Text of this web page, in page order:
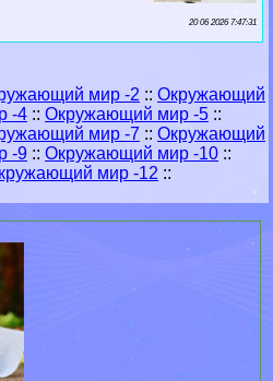
20 06 2026 7:47:31
мир -2 :: Окружающий
-4 :: Окружающий мир -5 ::
мир -7 :: Окружающий
-9 :: Окружающий мир -10 ::
мир -12 ::